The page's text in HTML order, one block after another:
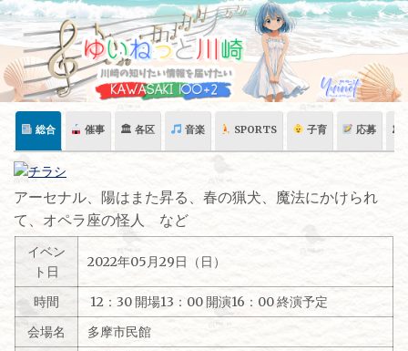
Skip
content
総合 催事 🏛 各区 音楽 SPORTS 子育 応募 🏛
アーセナル、陽はまた昇る、春の猟犬、魔法にかけられ
て、オペラ座の怪人 など
イベン
ト日
2022年05月29日（日）
時間
12：30 開場13：00 開演16：00 終演予定
会場名
多摩市民館